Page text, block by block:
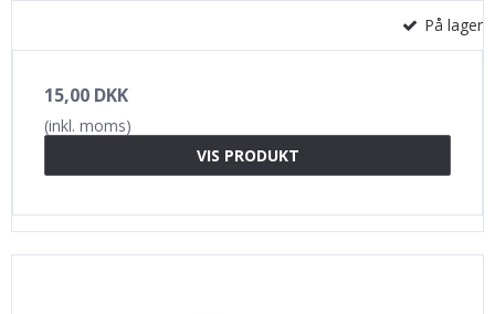
På lager
15,00 DKK
(inkl. moms)
VIS PRODUKT